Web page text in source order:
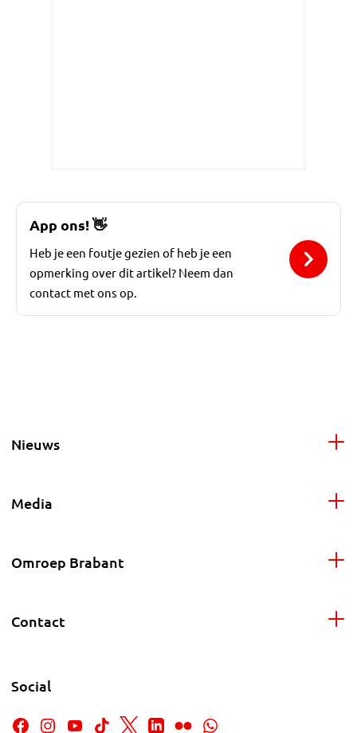
App ons!👋
Heb je een foutje gezien of heb je een
opmerking over dit artikel? Neem dan
contact met ons op.
Nieuws
Media
Omroep Brabant
Contact
Social